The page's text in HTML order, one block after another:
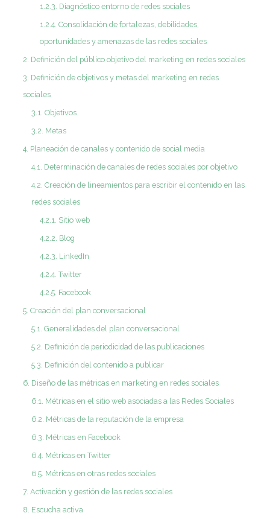
1.2.3. Diagnóstico entorno de redes sociales
1.2.4. Consolidación de fortalezas, debilidades,
oportunidades y amenazas de las redes sociales
2. Definición del público objetivo del marketing en redes sociales
3. Definición de objetivos y metas del marketing en redes
sociales
3.1. Objetivos
3.2. Metas
4. Planeación de canales y contenido de social media
4.1. Determinación de canales de redes sociales por objetivo
4.2. Creación de lineamientos para escribir el contenido en las
redes sociales
4.2.1. Sitio web
4.2.2. Blog
4.2.3. LinkedIn
4.2.4. Twitter
4.2.5. Facebook
5. Creación del plan conversacional
5.1. Generalidades del plan conversacional
5.2. Definición de periodicidad de las publicaciones
5.3. Definición del contenido a publicar
6. Diseño de las métricas en marketing en redes sociales
6.1. Métricas en el sitio web asociadas a las Redes Sociales
6.2. Métricas de la reputación de la empresa
6.3. Métricas en Facebook
6.4. Métricas en Twitter
6.5. Métricas en otras redes sociales
7. Activación y gestión de las redes sociales
8. Escucha activa